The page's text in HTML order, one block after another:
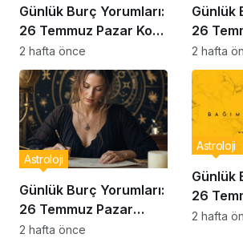
Günlük Burç Yorumları:
26 Temmuz Pazar Kova
Burcu Analizi
2 hafta önce
Günlük
26
Burcu
2 hafta
Günlük Burç Yorumları:
26 Temmuz Pazar
Oğlak Burcu Analizi
Astroloji
2 hafta önce
Günlük
26
Burcu
Astroloji
2 hafta